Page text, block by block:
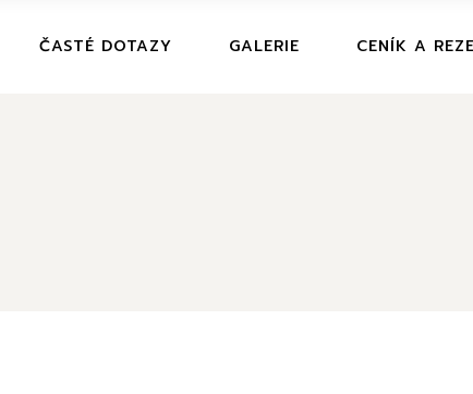
ČASTÉ DOTAZY GALERIE CENÍK A